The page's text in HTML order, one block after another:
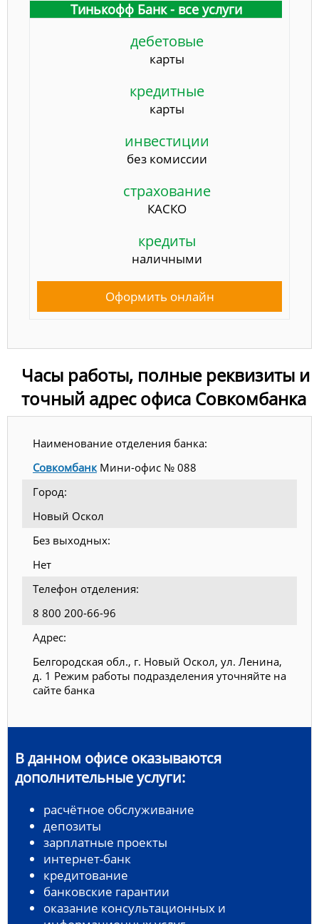
Тинькофф Банк - все услуги
дебетовые
карты
кредитные
карты
инвестиции
без комиссии
страхование
КАСКО
кредиты
наличными
Оформить онлайн
Часы работы, полные реквизиты и
точный адрес офиса Совкомбанка
Наименование отделения банка:
СовкомбанкМини-офис № 088
Город:
Новый Оскол
Без выходных:
Нет
Телефон отделения:
8 800 200-66-96
Адрес:
Белгородская обл., г. Новый Оскол, ул. Ленина,
д. 1 Режим работы подразделения уточняйте на
сайте банка
В данном офисе оказываются
дополнительные услуги:
расчётное обслуживание
депозиты
зарплатные проекты
интернет-банк
кредитование
банковские гарантии
оказание консультационных и